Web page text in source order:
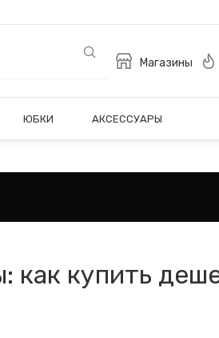
Магазины
ЮБКИ АКСЕССУАРЫ
как купить